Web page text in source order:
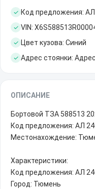
Код предложения:
VIN:
Цвет кузова: Синий
Адрес стоянки:
ОПИСАНИЕ
Бортовой ТЗА 588513
Код предложения: АЛ
Местонахождение:
Характеристики:
Код предложения: АЛ
Город: Тюмень